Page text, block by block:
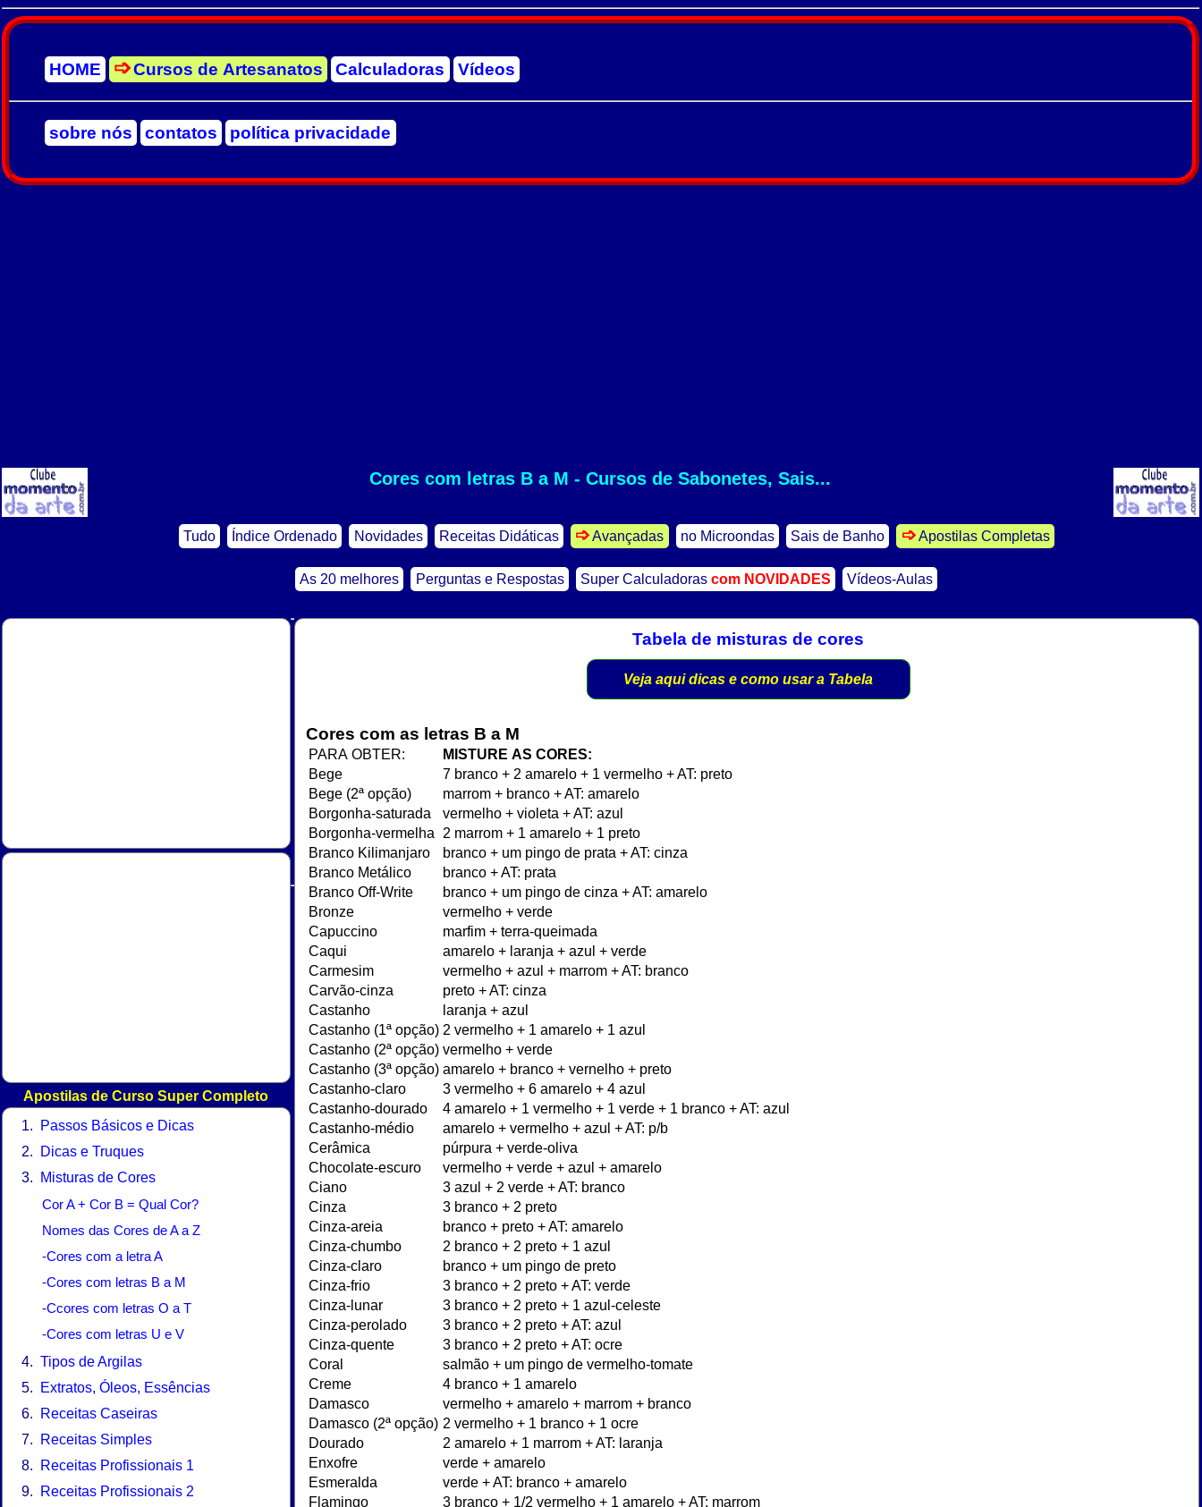
HOME Cursos de Artesanatos Calculadoras Vídeos
sobre nós contatos política privacidade
Cores com letras B a M - Cursos de Sabonetes, Sais...
Tudo Índice Ordenado Novidades Receitas Didáticas Avançadas no Microondas Sais de Banho Apostilas Completas
As 20 melhores Perguntas e Respostas Super Calculadoras com NOVIDADES Vídeos-Aulas
Tabela de misturas de cores
Veja aqui dicas e como usar a Tabela
Apostilas de Curso Super Completo
Passos Básicos e Dicas
Dicas e Truques
Misturas de Cores
Cor A + Cor B = Qual Cor?
Nomes das Cores de A a Z
-Cores com a letra A
-Cores com letras B a M
-Ccores com letras O a T
-Cores com letras U e V
Tipos de Argilas
Extratos, Óleos, Essências
Receitas Caseiras
Receitas Simples
Receitas Profissionais 1
Receitas Profissionais 2